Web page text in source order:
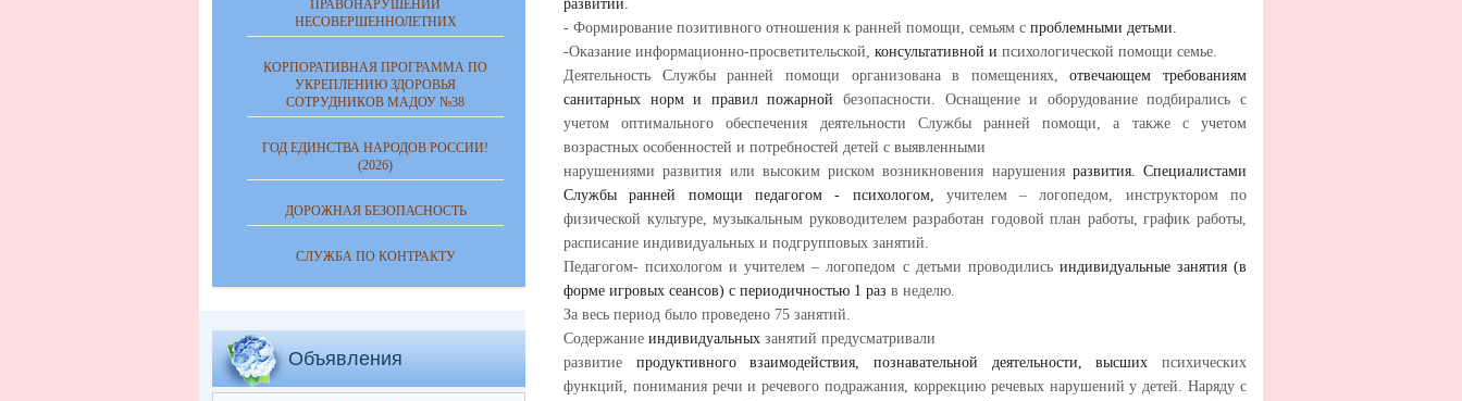
развитии.
- Формирование позитивного отношения к ранней помощи, семьям с проблемными детьми.
-Оказание информационно-просветительской, консультативной и психологической помощи семье.
Деятельность Службы ранней помощи организована в помещениях,отвечающем требованиям
санитарных норм и правил пожарной безопасности. Оснащение и оборудование подбирались с
учетом оптимального обеспечения деятельности Службы ранней помощи, а также с учетом
возрастных особенностей и потребностей детей с выявленными
нарушениями развития или высоким риском возникновения нарушения развития. Специалистами
Службы ранней помощи педагогом - психологом, учителем – логопедом, инструктором по
физической культуре, музыкальным руководителем разработан годовой план работы, график работы,
расписание индивидуальных и подгрупповых занятий.
Педагогом- психологом и учителем – логопедом с детьми проводились индивидуальные занятия (в
форме игровых сеансов) с периодичностью 1 раз в неделю.
За весь период было проведено 75 занятий.
Содержание индивидуальных занятий предусматривали
развитие продуктивного взаимодействия, познавательной деятельности, высшихпсихических
функций, понимания речи и речевого подражания, коррекцию речевых нарушений у детей. Наряду с
ПРАВОНАРУШЕНИЙ
НЕСОВЕРШЕННОЛЕТНИХ
КОРПОРАТИВНАЯ ПРОГРАММА ПО
УКРЕПЛЕНИЮ ЗДОРОВЬЯ
СОТРУДНИКОВ МАДОУ №38
ГОД ЕДИНСТВА НАРОДОВ РОССИИ!
(2026)
ДОРОЖНАЯ БЕЗОПАСНОСТЬ
СЛУЖБА ПО КОНТРАКТУ
Объявления